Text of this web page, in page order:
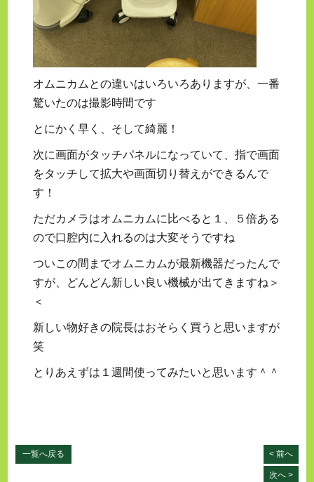
オムニカムとの違いはいろいろありますが、一番
驚いたのは撮影時間です
とにかく早く、そして綺麗！
次に画面がタッチパネルになっていて、指で画面
をタッチして拡大や画面切り替えができるんで
す！
ただカメラはオムニカムに比べると１、５倍ある
ので口腔内に入れるのは大変そうですね
ついこの間までオムニカムが最新機器だったんで
すが、どんどん新しい良い機械が出てきますね＞
＜
新しい物好きの院長はおそらく買うと思いますが
笑
とりあえずは１週間使ってみたいと思います＾＾
一覧へ戻る < 前へ
次へ >